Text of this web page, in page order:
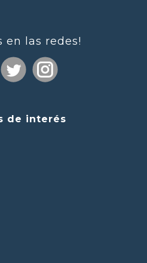
en las redes!
de interés